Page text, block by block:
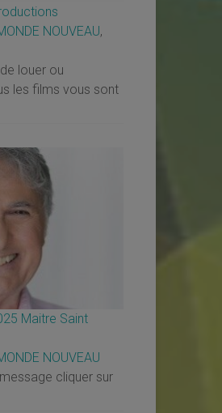
NOUVEAU,
louer ou
les films vous sont
Maitre Saint
NOUVEAU
cliquer sur